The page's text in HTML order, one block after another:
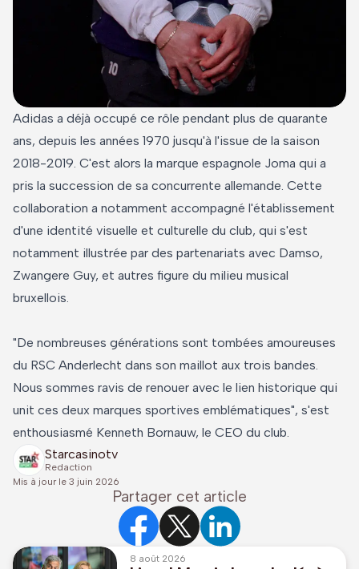
Adidas a déjà occupé ce rôle pendant plus de quarante
ans, depuis les années 1970 jusqu'à l'issue de la saison
2018-2019. C'est alors la marque espagnole Joma qui a
pris la succession de sa concurrente allemande. Cette
collaboration a notamment accompagné l'établissement
d'une identité visuelle et culturelle du club, qui s'est
notamment illustrée par des partenariats avec Damso,
Zwangere Guy, et autres figure du milieu musical
bruxellois.
"De nombreuses générations sont tombées amoureuses
du RSC Anderlecht dans son maillot aux trois bandes.
Nous sommes ravis de renouer avec le lien historique qui
unit ces deux marques sportives emblématiques", s'est
enthousiasmé Kenneth Bornauw, le CEO du club.
Starcasinotv
Redaction
Mis à jour le 3 juin 2026
Partager cet article
8 août 2026